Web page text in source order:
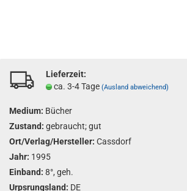
Lieferzeit:
ca. 3-4 Tage (Ausland abweichend)
Medium: Bücher
Zustand: gebraucht; gut
Ort/Verlag/Hersteller: Cassdorf
Jahr: 1995
Einband: 8°, geh.
Urpsrungsland: DE